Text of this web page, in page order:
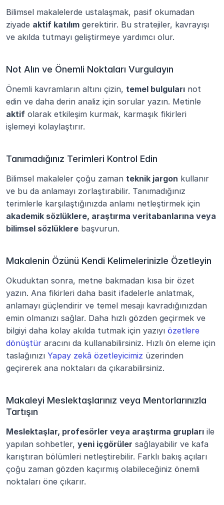
Bilimsel makalelerde ustalaşmak, pasif okumadan
ziyade aktif katılım gerektirir. Bu stratejiler, kavrayışı
ve akılda tutmayı geliştirmeye yardımcı olur.
Not Alın ve Önemli Noktaları Vurgulayın
Önemli kavramların altını çizin, temel bulguları not
aktif olarak etkileşim kurmak, karmaşık fikirleri
işlemeyi kolaylaştırır.
Tanımadığınız Terimleri Kontrol Edin
Bilimsel makaleler çoğu zaman teknik jargon kullanır
ve bu da anlamayı zorlaştırabilir. Tanımadığınız
akademik sözlüklere, araştırma veritabanlarına veya
bilimsel sözlüklere başvurun.
Makalenin Özünü Kendi Kelimelerinizle Özetleyin
Okuduktan sonra, metne bakmadan kısa bir özet
yazın. Ana fikirleri daha basit ifadelerle anlatmak,
anlamayı güçlendirir ve temel mesajı kavradığınızdan
emin olmanızı sağlar. Daha hızlı gözden geçirmek ve
bilgiyi daha kolay akılda tutmak için yazıyı özetlere
dönüştür aracını da kullanabilirsiniz. Hızlı ön eleme için
taslağınızı Yapay zekâ özetleyicimiz üzerinden
geçirerek ana noktaları da çıkarabilirsiniz.
Makaleyi Meslektaşlarınız veya Mentorlarınızla
Tartışın
Meslektaşlar, profesörler veya araştırma grupları ile
yapılan sohbetler, yeni içgörüler sağlayabilir ve kafa
karıştıran bölümleri netleştirebilir. Farklı bakış açıları
çoğu zaman gözden kaçırmış olabileceğiniz önemli
noktaları öne çıkarır.